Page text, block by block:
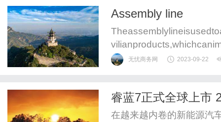
饮后表示含膳食纤维的邦
Assembly line
无忧商务网 2023-09-22
睿蓝7正式全球上市
在越来越内卷的新能源汽